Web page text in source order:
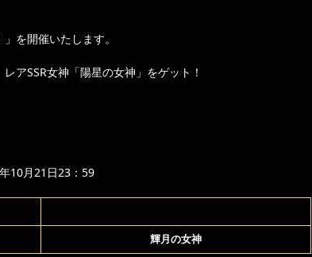
を開催いたします。
アSSR女神「陽星の女神」をゲット！
10月21日23：59
輝月の女神